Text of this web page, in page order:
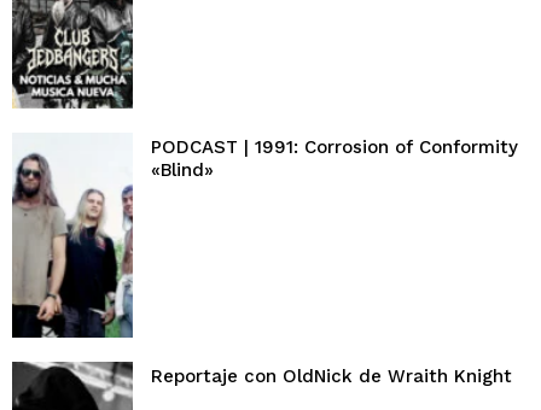
PODCAST | 1991: Corrosion of Conformity
«Blind»
Reportaje con OldNick de Wraith Knight